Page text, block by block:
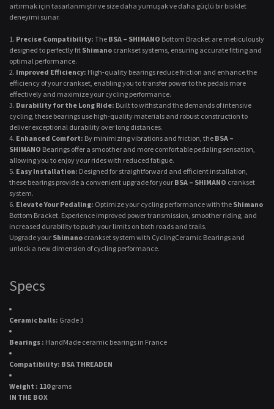
artırmak için tasarlanmıştır ve size daha yumuşak ve daha güçlü bir bisiklet
deneyimi sunar.
Precise Compatibility: The BSA – SHIMANO Bottom Bracket are meticulously
designed to perfectly fit Shimano crankset systems, ensuring accurate fitting and
optimal performance.
Improved Efficiency: High-quality bearings reduce friction and enhance the
efficiency of your crankset, enabling you to transfer power to the pedals more
effectively and maximize your cycling performance.
Durability for the Long Ride: Built to withstand the demands of intensive
cycling, these bearings use high-quality materials and robust construction to
deliver exceptional durability over long distances.
Enhanced Comfort: By minimizing vibrations and friction, the BSA –
SHIMANO Bearings offer a smoother and more comfortable pedaling sensation,
allowing you to enjoy your rides with reduced fatigue.
Easy Installation: Designed for straightforward and efficient installation,
these bearings provide a convenient upgrade for your BSA – SHIMANO crankset
system.
Elevate Your Pedaling: Optimize your cycling performance with the Shimano
Bottom Bracket. Experience improved power transmission, smoother riding, and
increased durability to push your limits on both roads and trails.
Upgrade your Shimano crankset system with CyclingCeramic Bearings and
unlock a new dimension of cycling performance.
Specs
Ceramic balls: Grade 3
Bearings : HandMade ceramic bearings in France
Compatibility: BSA THREADEN
Weight : 110grams
IN THE BOX